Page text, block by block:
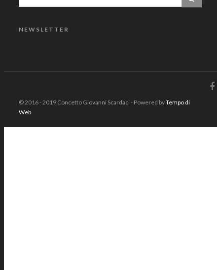
NEWSLETTER
© 2016 - 2019 Concetto Giovanni Scardaci - Powered byTempo di
Web